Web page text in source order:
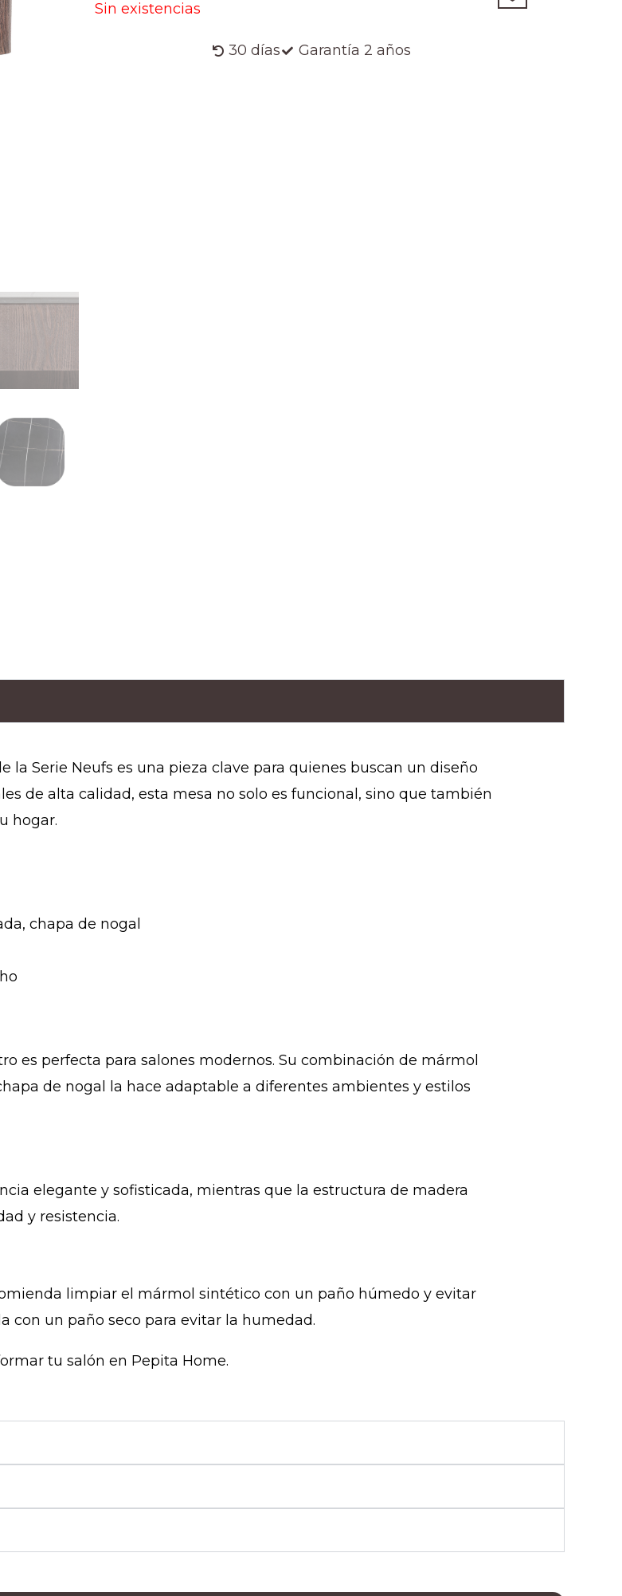
Sin existencias
30 días Garantía 2 años
la Serie Neufs es una pieza clave para quienes buscan un diseño
de alta calidad, esta mesa no solo es funcional, sino que también
hogar.
chapa de nogal
es perfecta para salones modernos. Su combinación de mármol
de nogal la hace adaptable a diferentes ambientes y estilos
elegante y sofisticada, mientras que la estructura de madera
y resistencia.
limpiar el mármol sintético con un paño húmedo y evitar
con un paño seco para evitar la humedad.
tu salón en Pepita Home.